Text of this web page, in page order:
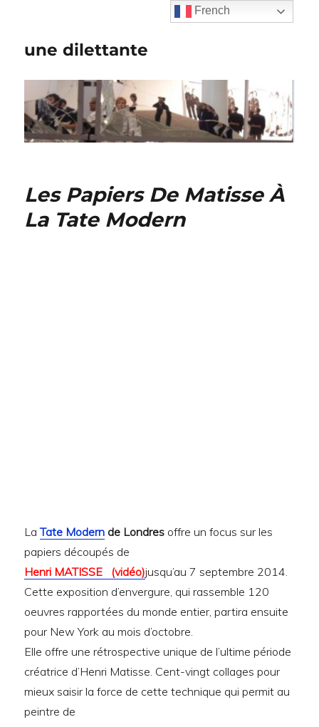
une dilettante
Les Papiers De Matisse À
La Tate Modern
LaTate Modern de Londres offre un focus sur les
papiers découpés de
Henri MATISSE (vidéo)jusqu’au 7 septembre 2014.
Cette exposition d’envergure, qui rassemble 120
oeuvres rapportées du monde entier, partira ensuite
pour New York au mois d’octobre.
Elle offre une rétrospective unique de l’ultime période
créatrice d’Henri Matisse. Cent-vingt collages pour
mieux saisir la force de cette technique qui permit au
peintre de
French